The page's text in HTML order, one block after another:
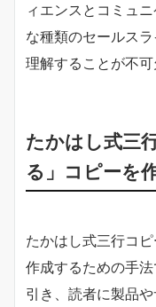
ィエンスとコミュ
な種類のセールス
理解することが不可
たかはし式三
る」コピーを
たかはし式三行コ
作成するための手
引き、読者に製品